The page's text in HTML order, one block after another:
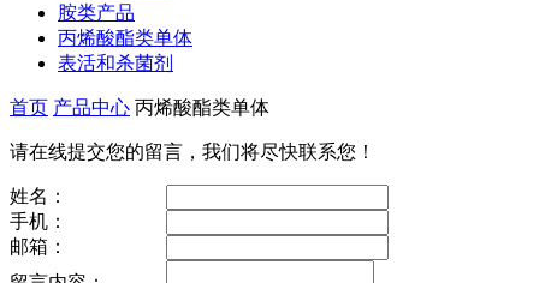
胺类产品
丙烯酸酯类单体
表活和杀菌剂
首页 产品中心 丙烯酸酯类单体
请在线提交您的留言，我们将尽快联系您！
姓名：
手机：
邮箱：